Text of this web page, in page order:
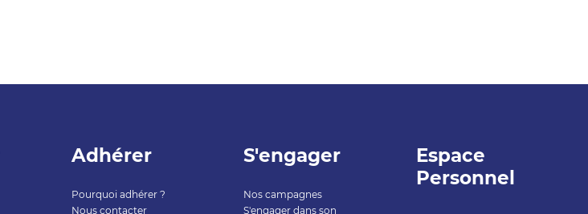
Adhérer
Pourquoi adhérer ?
Nous contacter
S'engager
Nos campagnes
S'engager dans son
Espace
Personnel